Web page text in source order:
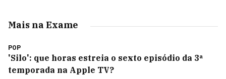
Mais na Exame
POP
'Silo': que horas estreia o sexto episódio da 3ª
temporada na Apple TV?